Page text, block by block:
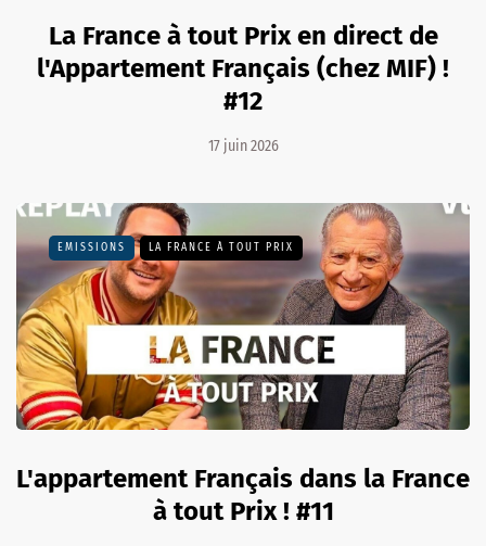
La France à tout Prix en direct de
l'Appartement Français (chez MIF) !
#12
17 juin 2026
EMISSIONS LA FRANCE À TOUT PRIX
L'appartement Français dans la France
à tout Prix ! #11